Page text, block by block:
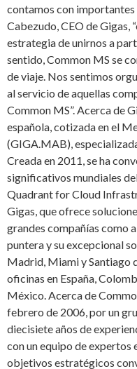
contamos con importantes
Cabezudo, CEO de Gigas,
estrategia de unirnos a
sentido, Common MS se
de viaje. Nos sentimos
al servicio de aquellas
Common MS”. Acerca de
española, cotizada en el
(GIGA.MAB),
Creada en 2011, se ha
significativos mundiales
Quadrant for Cloud
Gigas, que ofrece
grandes compañías como
puntera y su excepcional
Madrid, Miami y Santiago
oficinas en España,
México. Acerca de
febrero de 2006, por un
diecisiete años de
con un equipo de expertos
objetivos estratégicos